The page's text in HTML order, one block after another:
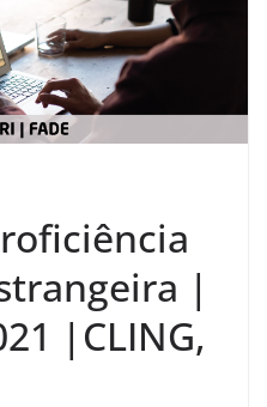
|
|CLING,